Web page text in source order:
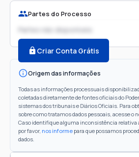
Partes do Processo
Partes não disponíveis
Criar Conta Grátis
Origem das informações
Todas as informações processuais
coletadas diretamente de fontes oficiais do
sistemas dos tribunais e Diários Oficiais. Para
sobre como tratamos dados pessoais, acesse o
Caso identifique alguma inconsistência relativa
por favor, nos informe para que possamos
dados.